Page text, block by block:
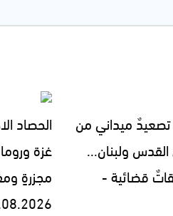
تصعيدٌ ميداني من
القدس ولبنان...
قضائية -
الحصاد
غزة
مجزرةٍ